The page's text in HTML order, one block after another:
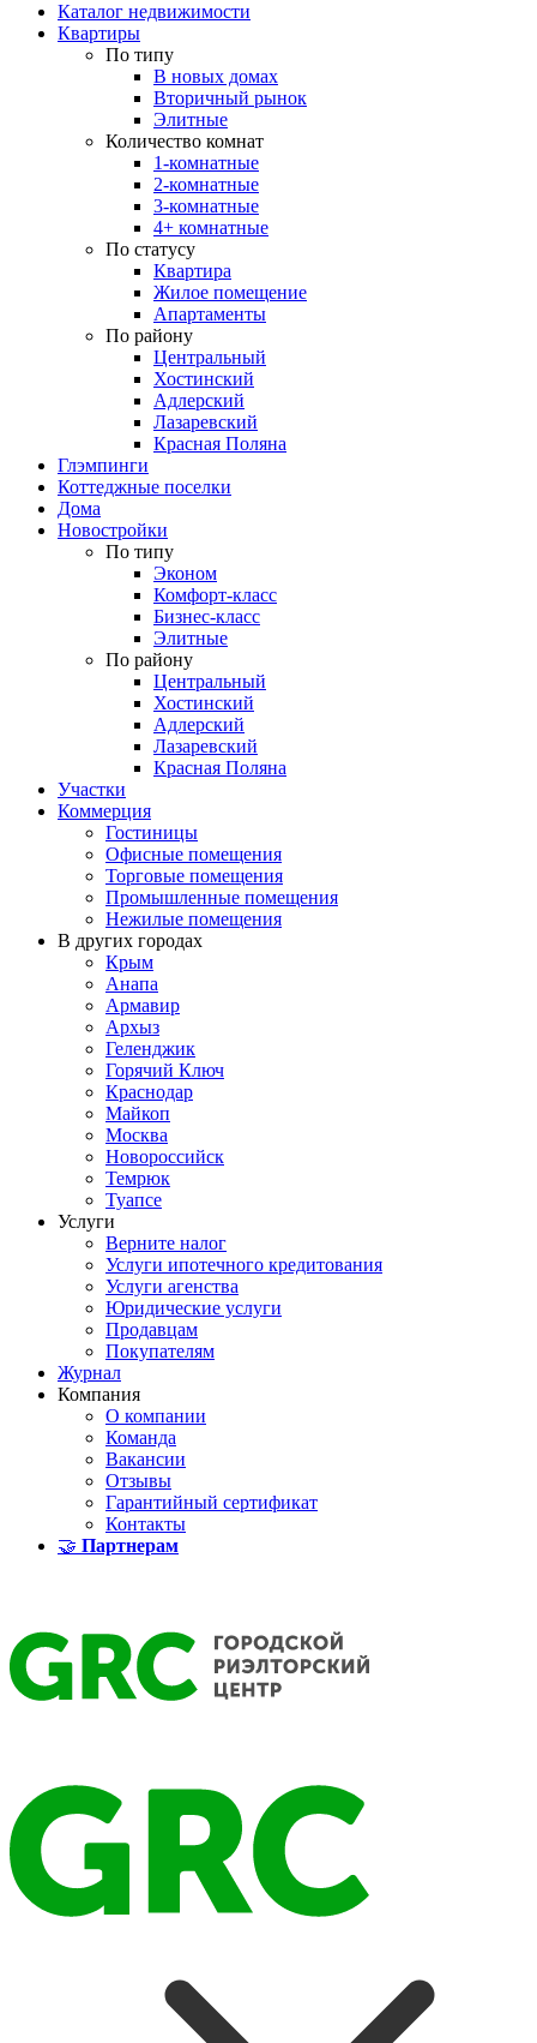
Каталог недвижимости
Квартиры
По типу
В новых домах
Вторичный рынок
Элитные
Количество комнат
1-комнатные
2-комнатные
3-комнатные
4+ комнатные
По статусу
Квартира
Жилое помещение
Апартаменты
По району
Центральный
Хостинский
Адлерский
Лазаревский
Красная Поляна
Глэмпинги
Коттеджные поселки
Дома
Новостройки
По типу
Эконом
Комфорт-класс
Бизнес-класс
Элитные
По району
Центральный
Хостинский
Адлерский
Лазаревский
Красная Поляна
Участки
Коммерция
Гостиницы
Офисные помещения
Торговые помещения
Промышленные помещения
Нежилые помещения
В других городах
Крым
Анапа
Армавир
Архыз
Геленджик
Горячий Ключ
Краснодар
Майкоп
Москва
Новороссийск
Темрюк
Туапсе
Услуги
Верните налог
Услуги ипотечного кредитования
Услуги агенства
Юридические услуги
Продавцам
Покупателям
Журнал
Компания
О компании
Команда
Вакансии
Отзывы
Гарантийный сертификат
Контакты
🤝 Партнерам